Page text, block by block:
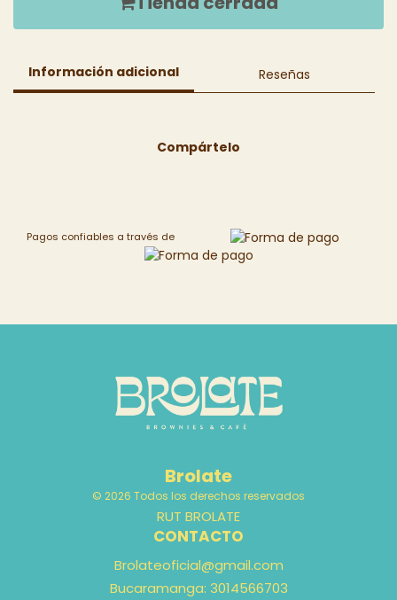
Información adicional Reseñas
Compártelo
Pagos confiables a través de
Brolate
© 2026 Todos los derechos reservados
RUT BROLATE
CONTACTO
Brolateoficial@gmail.com
Bucaramanga: 3014566703